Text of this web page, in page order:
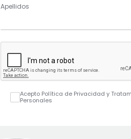
Apellidos
Acepto Política de Privacidad y
Personales